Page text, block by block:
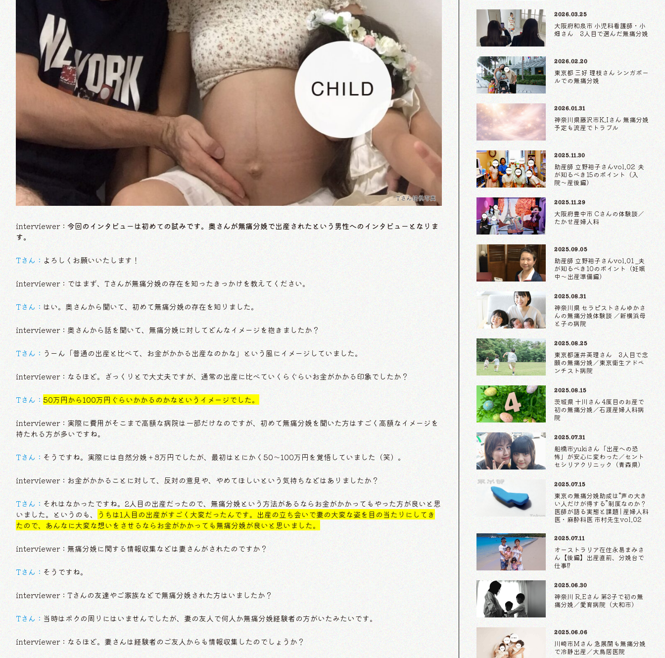
Tさん提供写真
interviewer： 今回のインタビューは初めての試みです。奥さんが無痛分娩で出産されたという男性へのインタビューとなりま
す。
Tさん： よろしくお願いいたします！
interviewer：ではまず、Tさんが無痛分娩の存在を知ったきっかけを教えてください。
Tさん： はい。奥さんから聞いて、初めて無痛分娩の存在を知りました。
interviewer：奥さんから話を聞いて、無痛分娩に対してどんなイメージを抱きましたか？
Tさん： うーん「普通の出産と比べて、お金がかかる出産なのかな」という風にイメージしていました。
interviewer：なるほど。ざっくりとで大丈夫ですが、通常の出産に比べていくらぐらいお金がかかる印象でしたか？
Tさん： 50万円から100万円ぐらいかかるのかなというイメージでした。
interviewer：実際に費用がそこまで高額な病院は一部だけなのですが、初めて無痛分娩を聞いた方はすごく高額なイメージを
持たれる方が多いですね。
Tさん： そうですね。実際には自然分娩＋8万円でしたが、最初はとにかく50〜100万円を覚悟していました（笑）。
interviewer：お金がかかることに対して、反対の意見や、やめてほしいという気持ちなどはありましたか？
Tさん： それはなかったですね。2人目の出産だったので、無痛分娩という方法があるならお金がかかってもやった方が良いと思
いました。というのも、
うちは1人目の出産がすごく大変だったんです。出産の立ち会いで妻の大変な姿を目の当たりにしてき
たので、あんなに大変な想いをさせるならお金がかかっても無痛分娩が良いと思いました。
interviewer：無痛分娩に関する情報収集などは妻さんがされたのですか？
Tさん： そうですね。
interviewer：Tさんの友達やご家族などで無痛分娩された方はいましたか？
Tさん： 当時はボクの周りにはいませんでしたが、妻の友人で何人か無痛分娩経験者の方がいたみたいです。
interviewer：なるほど。妻さんは経験者のご友人からも情報収集したのでしょうか？
2026.03.25
大阪府和泉市 小児科看護師・小
畑さん 3人目で選んだ無痛分娩
2026.02.20
東京都 三好 理枝さん シンガポー
ルでの無痛分娩
2026.01.31
神奈川県藤沢市K.Iさん 無痛分娩
予定も流産でトラブル
2025.11.30
助産師 立野裕子さんvol.02 夫
が知るべき15のポイント（入
院〜産後編）
2025.11.29
大阪府豊中市 Cさんの体験談／
たかせ産婦人科
2025.09.05
助産師 立野裕子さんvol.01 _夫
が知るべき10のポイント（妊娠
中〜出産準備編）
2025.08.31
神奈川県 セラピストさんゆかさ
んの無痛分娩体験談 ／新横浜母
と子の病院
2025.08.25
東京都蓮井英理さん 3人目で念
願の無痛分娩／東京衛生アドベ
ンチスト病院
2025.08.15
茨城県 十川さん 4度目のお産で
初の無痛分娩／石渡産婦人科病
院
2025.07.31
船橋市yukiさん「出産への恐
怖」が安心に変わった／セント
セシリアクリニック（青森県）
2025.07.15
東京の無痛分娩助成は“声の大き
い人だけが得する”制度なのか？
医師が語る実態と課題 | 産婦人科
医・麻酔科医 市村先生vol.02
2025.07.11
オーストラリア在住永易まみさ
ん【後編】出産直前、分娩台で
仕事⁉
2025.06.30
神奈川 R.Eさん 第3子で初の無
痛分娩／愛育病院（大和市）
2025.06.06
川崎市Mさん 急展開も無痛分娩
で冷静出産／大鳥居医院